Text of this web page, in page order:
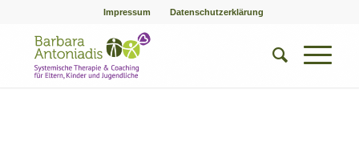
Impressum Datenschutzerklärung